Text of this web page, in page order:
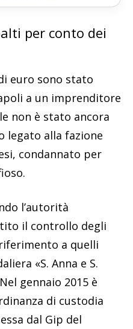
per conto dei
euro sono stato
a un imprenditore
non è stato ancora
legato alla fazione
condannato per
l’autorità
il controllo degli
a quelli
«S. Anna e S.
gennaio 2015 è
di custodia
dal Gip del